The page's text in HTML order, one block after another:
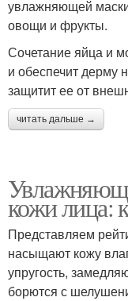
увлажняющей
овощи и фрукты.
Сочетание яйца и
и обеспечит дерму
защитит ее от
читать дальше →
кожи лица:
Представляем
насыщают кожу
упругость,
борются с